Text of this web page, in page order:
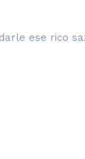
ese rico